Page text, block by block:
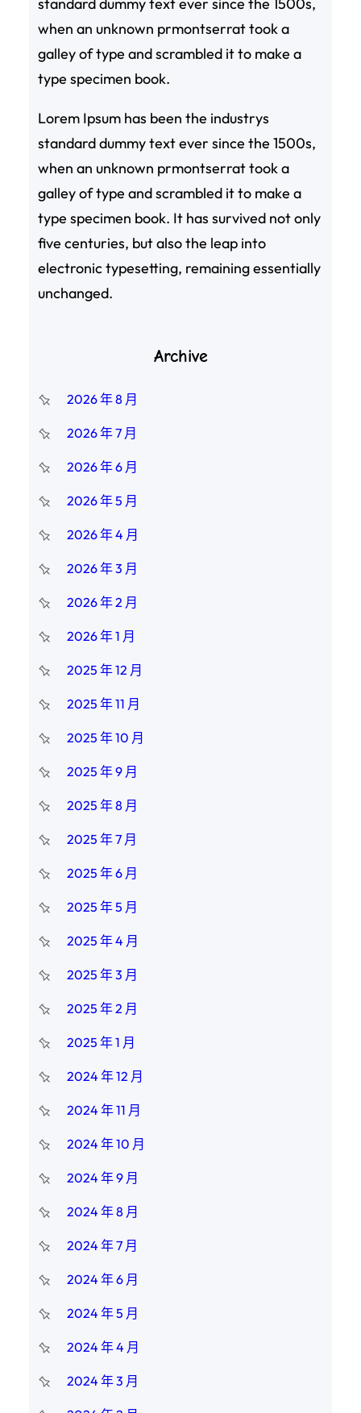
when an unknown prmontserrat took a
galley of type and scrambled it to make a
type specimen book.
Lorem Ipsum has been the industrys
standard dummy text ever since the 1500s,
when an unknown prmontserrat took a
galley of type and scrambled it to make a
type specimen book. It has survived not only
five centuries, but also the leap into
electronic typesetting, remaining essentially
unchanged.
Archive
2026 年 8 月
2026 年 7 月
2026 年 6 月
2026 年 5 月
2026 年 4 月
2026 年 3 月
2026 年 2 月
2026 年 1 月
2025 年 12 月
2025 年 11 月
2025 年 10 月
2025 年 9 月
2025 年 8 月
2025 年 7 月
2025 年 6 月
2025 年 5 月
2025 年 4 月
2025 年 3 月
2025 年 2 月
2025 年 1 月
2024 年 12 月
2024 年 11 月
2024 年 10 月
2024 年 9 月
2024 年 8 月
2024 年 7 月
2024 年 6 月
2024 年 5 月
2024 年 4 月
2024 年 3 月